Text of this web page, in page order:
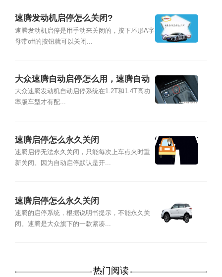
速腾发动机启停怎么关闭?
速腾发动机启停是用手动来关闭的，按下环形A字
母带off的按钮就可以关闭...
大众速腾自动启停怎么用，速腾自动
启停怎么关闭
大众速腾发动机自动启停系统在1.2T和1.4T高功
率版车型才有配...
速腾启停怎么永久关闭
速腾启停无法永久关闭，只能每次上车点火时重
新关闭。因为自动启停默认是开...
速腾启停怎么永久关闭
速腾的启停系统，根据说明书提示，不能永久关
闭。速腾是大众旗下的一款紧凑...
热门阅读